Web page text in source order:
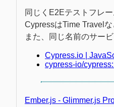
同じくE2Eテストフレ
CypressはTime Travel
また、同じ名前のサー
Cypress.io |
cypress-io/
Ember.js - Glimmer.js